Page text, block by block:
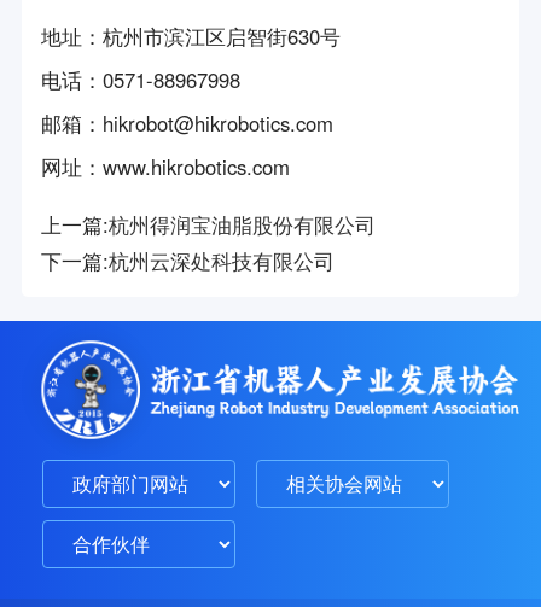
地址：杭州市滨江区启智街630号
电话 ：0571-88967998
邮箱 ： hikrobot@hikrobotics.com
网址 ：www.hikrobotics.com
上一篇:杭州得润宝油脂股份有限公司
下一篇:杭州云深处科技有限公司